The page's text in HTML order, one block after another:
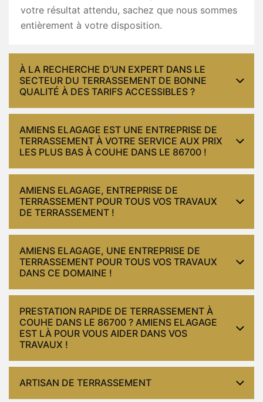
votre résultat attendu, sachez que nous sommes
entièrement à votre disposition.
À LA RECHERCHE D’UN EXPERT DANS LE
SECTEUR DU TERRASSEMENT DE BONNE
QUALITÉ À DES TARIFS ACCESSIBLES ?
AMIENS ELAGAGE EST UNE ENTREPRISE DE
TERRASSEMENT À VOTRE SERVICE AUX PRIX
LES PLUS BAS À COUHE DANS LE 86700 !
AMIENS ELAGAGE, ENTREPRISE DE
TERRASSEMENT POUR TOUS VOS TRAVAUX
DE TERRASSEMENT !
AMIENS ELAGAGE, UNE ENTREPRISE DE
TERRASSEMENT POUR TOUS VOS TRAVAUX
DANS CE DOMAINE !
PRESTATION RAPIDE DE TERRASSEMENT À
COUHE DANS LE 86700 ? AMIENS ELAGAGE
EST LÀ POUR VOUS AIDER DANS VOS
TRAVAUX !
ARTISAN DE TERRASSEMENT